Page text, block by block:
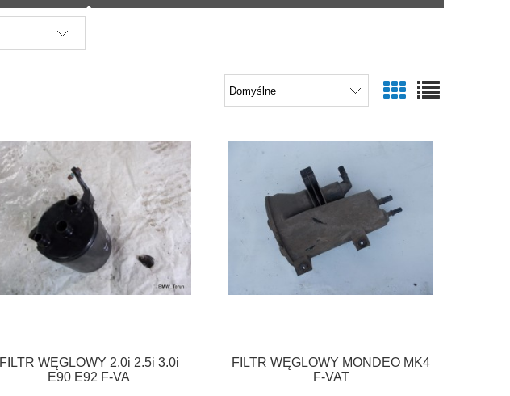
FILTR WĘGLOWY 2.0i 2.5i 3.0i
E90 E92 F-VA
FILTR WĘGLOWY MONDEO MK4
F-VAT